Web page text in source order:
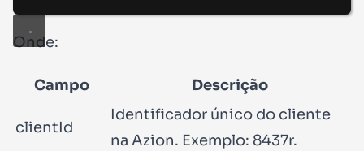
Onde:
Campo Descrição
clientId
Identificador único do cliente
na Azion. Exemplo: 8437r.